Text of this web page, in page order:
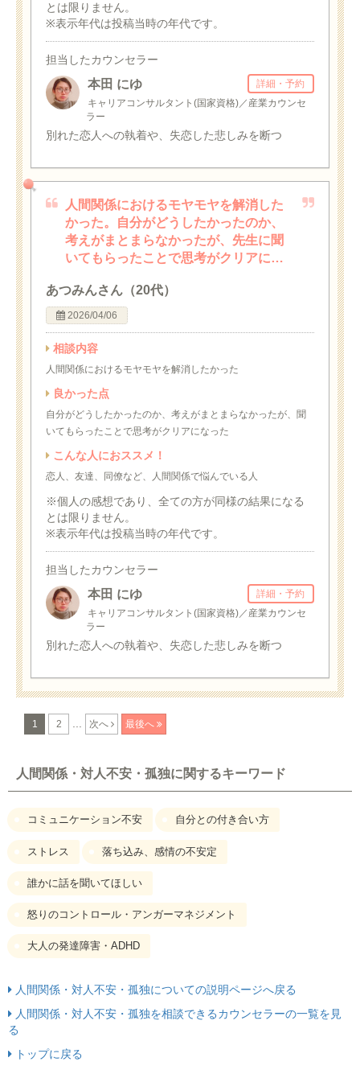
とは限りません。
※表示年代は投稿当時の年代です。
担当したカウンセラー
本田 にゆ
キャリアコンサルタント(国家資格)／産業カウンセ
ラー
別れた恋人への執着や、失恋した悲しみを断つ
詳細・予約
人間関係におけるモヤモヤを解消した
かった。自分がどうしたかったのか、
考えがまとまらなかったが、先生に聞
いてもらったことで思考がクリアに…
あつみんさん（20代）
2026/04/06
相談内容
人間関係におけるモヤモヤを解消したかった
良かった点
自分がどうしたかったのか、考えがまとまらなかったが、聞
いてもらったことで思考がクリアになった
こんな人におススメ！
恋人、友達、同僚など、人間関係で悩んでいる人
※個人の感想であり、全ての方が同様の結果になる
とは限りません。
※表示年代は投稿当時の年代です。
担当したカウンセラー
本田 にゆ
キャリアコンサルタント(国家資格)／産業カウンセ
ラー
別れた恋人への執着や、失恋した悲しみを断つ
詳細・予約
1 2 ... 次へ 最後へ
人間関係・対人不安・孤独に関するキーワード
コミュニケーション不安 自分との付き合い方
ストレス 落ち込み、感情の不安定
誰かに話を聞いてほしい
怒りのコントロール・アンガーマネジメント
大人の発達障害・ADHD
人間関係・対人不安・孤独についての説明ページへ戻る
人間関係・対人不安・孤独を相談できるカウンセラーの一覧を見
る
トップに戻る